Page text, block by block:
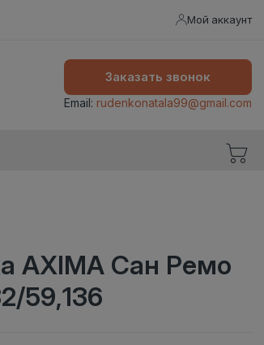
Мой аккаунт
Заказать звонок
Email: rudenkonatala99@gmail.com
AXIMA Сан Ремо
59,136